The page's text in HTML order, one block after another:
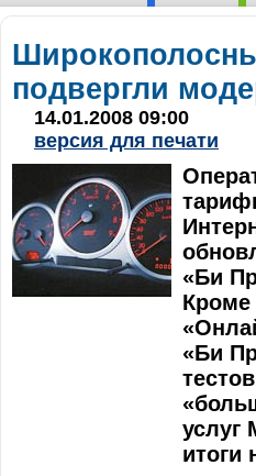
подвергли
14.01.2008 09:00
версия для печати
«Би
Кроме
«Би
услуг
итоги